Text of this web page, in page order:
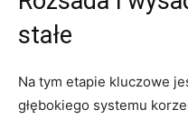
stałe
Na tym etapie kluczowe
głębokiego systemu